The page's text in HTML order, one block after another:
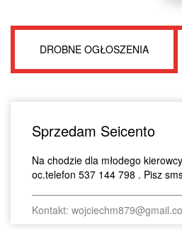
DROBNE OGŁOSZENIA
Sprzedam Seicento
Na chodzie dla młodego
oc.telefon 537 144 798 . Pisz
Kontakt: